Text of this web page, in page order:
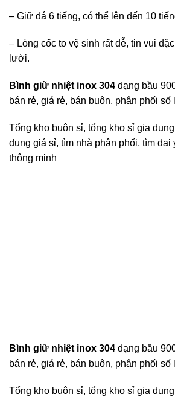
– Giữ đá 6 tiếng, có thể lên đến 10
– Lòng cốc to vệ sinh rất dễ, tin vui
lười.
Bình giữ nhiệt inox 304 dạng bầu
bán rẻ, giá rẻ, bán buôn, phân phối
Tổng kho buôn sỉ, tổng kho sỉ gia
dụng giá sỉ, tìm nhà phân phối, tìm đại
thông minh
Bình giữ nhiệt inox 304 dạng bầu
bán rẻ, giá rẻ, bán buôn, phân phối
Tổng kho buôn sỉ, tổng kho sỉ gia